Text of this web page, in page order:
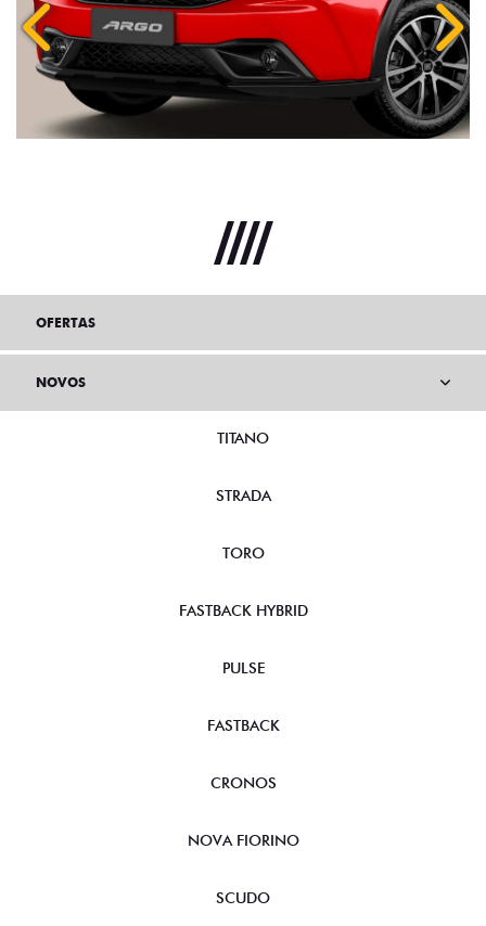
Anterior
OFERTAS
NOVOS
TITANO
STRADA
TORO
FASTBACK HYBRID
PULSE
FASTBACK
CRONOS
NOVA FIORINO
SCUDO